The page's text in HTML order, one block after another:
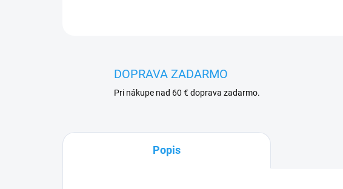
DOPRAVA ZADARMO
Pri nákupe nad 60 € doprava zadarmo.
Popis